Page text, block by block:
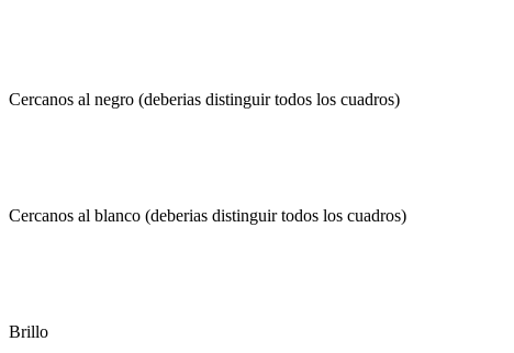
Cercanos al negro (deberias distinguir todos los cuadros)
Cercanos al blanco (deberias distinguir todos los cuadros)
Brillo